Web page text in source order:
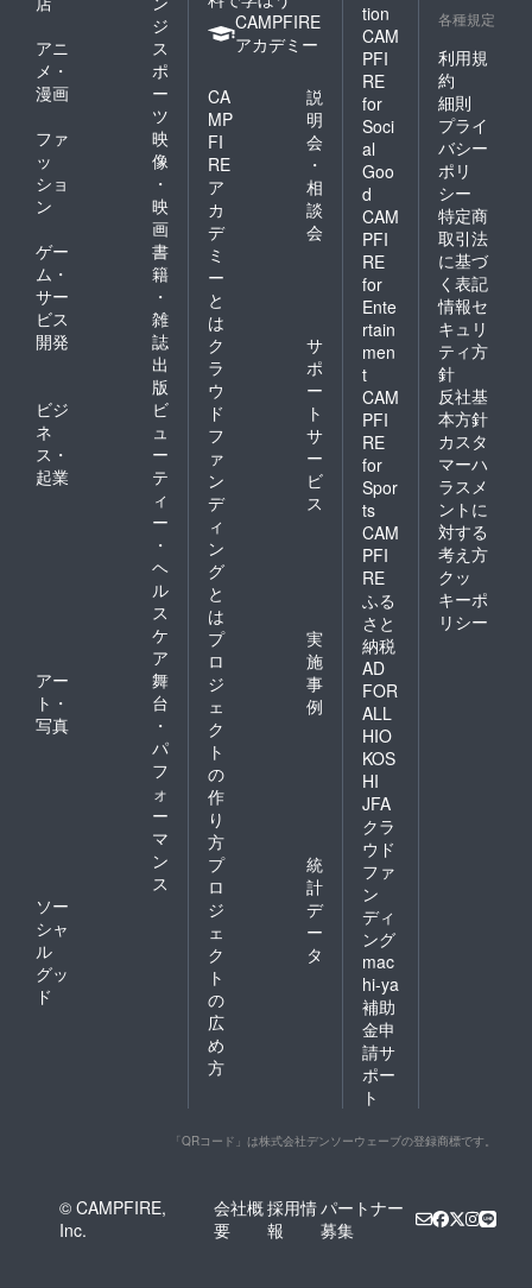
ジ
アニ
メ・
漫画
ス
ポ
ー
ツ
ファ
ッ
ショ
ン
映
像
・
映
画
ゲー
ム・
サー
ビス
開発
書
籍
・
雑
誌
出
版
ビジ
ネ
ス・
起業
ビ
ュ
ー
テ
ィ
ー
・
ヘ
ル
ス
ケ
ア
アー
ト・
写真
舞
台
・
パ
フ
ォ
ー
マ
ン
ス
ソー
シャ
ル
グッ
ド
CAMPFIRE
アカデミー
CA
MP
FI
RE
ア
カ
デ
ミ
ー
と
は
説
明
会
・
相
談
会
ク
ラ
ウ
ド
フ
ァ
ン
デ
ィ
ン
グ
と
は
サ
ポ
ー
ト
サ
ー
ビ
ス
プ
ロ
ジ
ェ
ク
ト
の
作
り
方
実
施
事
例
プ
ロ
ジ
ェ
ク
ト
の
広
め
方
統
計
デ
ー
タ
tion
CAM
PFI
RE
for
Soci
al
Goo
d
CAM
PFI
RE
for
Ente
rtain
men
t
CAM
PFI
RE
for
Spor
ts
CAM
PFI
RE
ふる
さと
納税
AD
FOR
ALL
HIO
KOS
HI
JFA
クラ
ウド
ファ
ン
ディ
ング
mac
hi-ya
補助
金申
請サ
ポー
ト
各種規定
利用規
約
細則
プライ
バシー
ポリ
シー
特定商
取引法
に基づ
く表記
情報セ
キュリ
ティ方
針
反社基
本方針
カスタ
マーハ
ラスメ
ントに
対する
考え方
クッ
キーポ
リシー
「QRコード」は株式会社デンソーウェーブの登録商標です。
© CAMPFIRE,
Inc.
会社概
要
採用情
報
パートナー
募集